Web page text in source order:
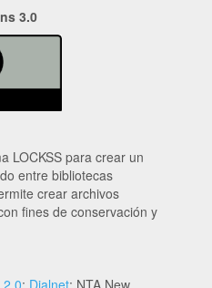
3.0
LOCKSS para crear un
entre bibliotecas
crear archivos
fines de conservación y